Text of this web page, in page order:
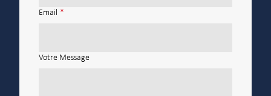
Email *
Votre Message